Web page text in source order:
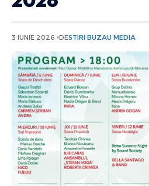
3 IUNIE 2026 DESTIRI BUZAU MEDIA